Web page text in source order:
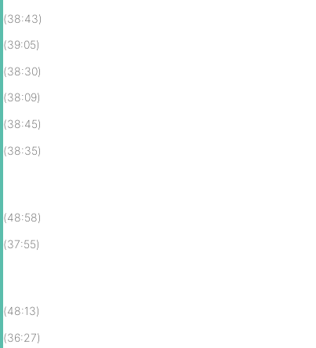
(38:43)
(39:05)
(38:30)
(38:09)
(38:45)
(38:35)
(48:58)
(37:55)
(48:13)
(36:27)